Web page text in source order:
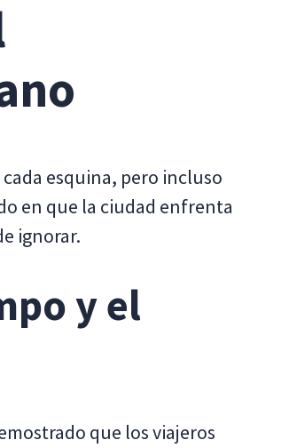
esquina, pero incluso
en que la ciudad enfrenta
ignorar.
y el
que los viajeros